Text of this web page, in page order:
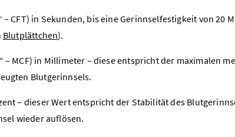
CFT) in Sekunden, bis eine Gerinnselfestigkeit von 20
Blutplättchen).
MCF) in Millimeter – diese entspricht der maximalen
Blutgerinnsels.
– dieser Wert entspricht der Stabilität des
wieder auflösen.